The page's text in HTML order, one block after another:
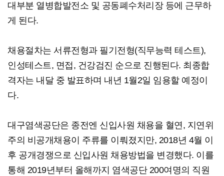
대부분 열병합발전소 및 공동폐수처리장 등에 근무하
게 된다.
채용절차는 서류전형과 필기전형(직무능력 테스트),
인성테스트, 면접, 건강검진 순으로 진행된다. 최종합
격자는 내달 중 발표하며 내년 1월2일 임용할 예정이
다.
대구염색공단은 종전엔 신입사원 채용을 혈연, 지연위
주의 비공개채용이 주류를 이뤄졌지만, 2018년 4월 이
후 공개경쟁으로 신입사원 채용방법을 변경했다. 이를
통해 2019년부터 올해까지 염색공단 200여명의 직원